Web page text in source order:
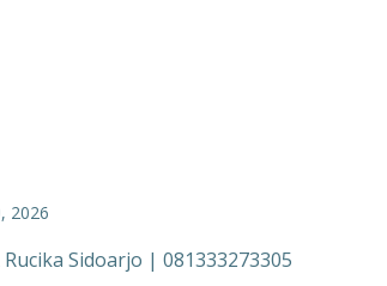
2026
Sidoarjo | 081333273305